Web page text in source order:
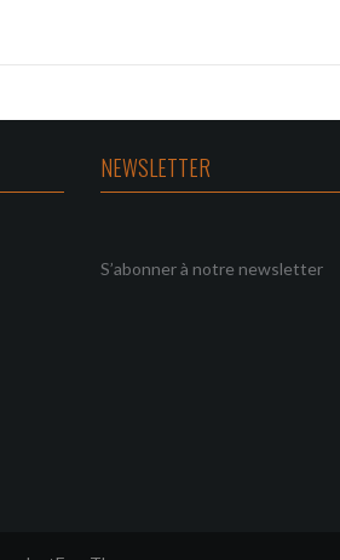
NEWSLETTER
S’abonner à notre newsletter